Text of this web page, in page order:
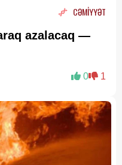
CƏMİYYƏT
azalacaq —
0 1